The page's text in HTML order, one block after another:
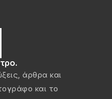
άρθρα και
και το